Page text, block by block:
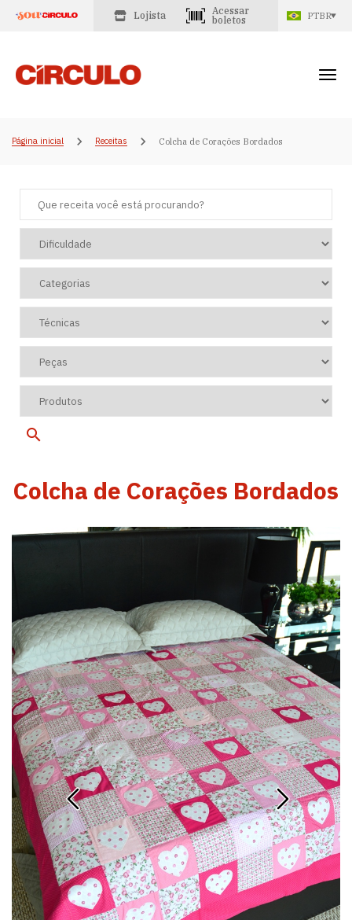
Lojista
Acessar
boletos
PTBR
Página inicial Receitas Colcha de Corações Bordados
Colcha de Corações Bordados